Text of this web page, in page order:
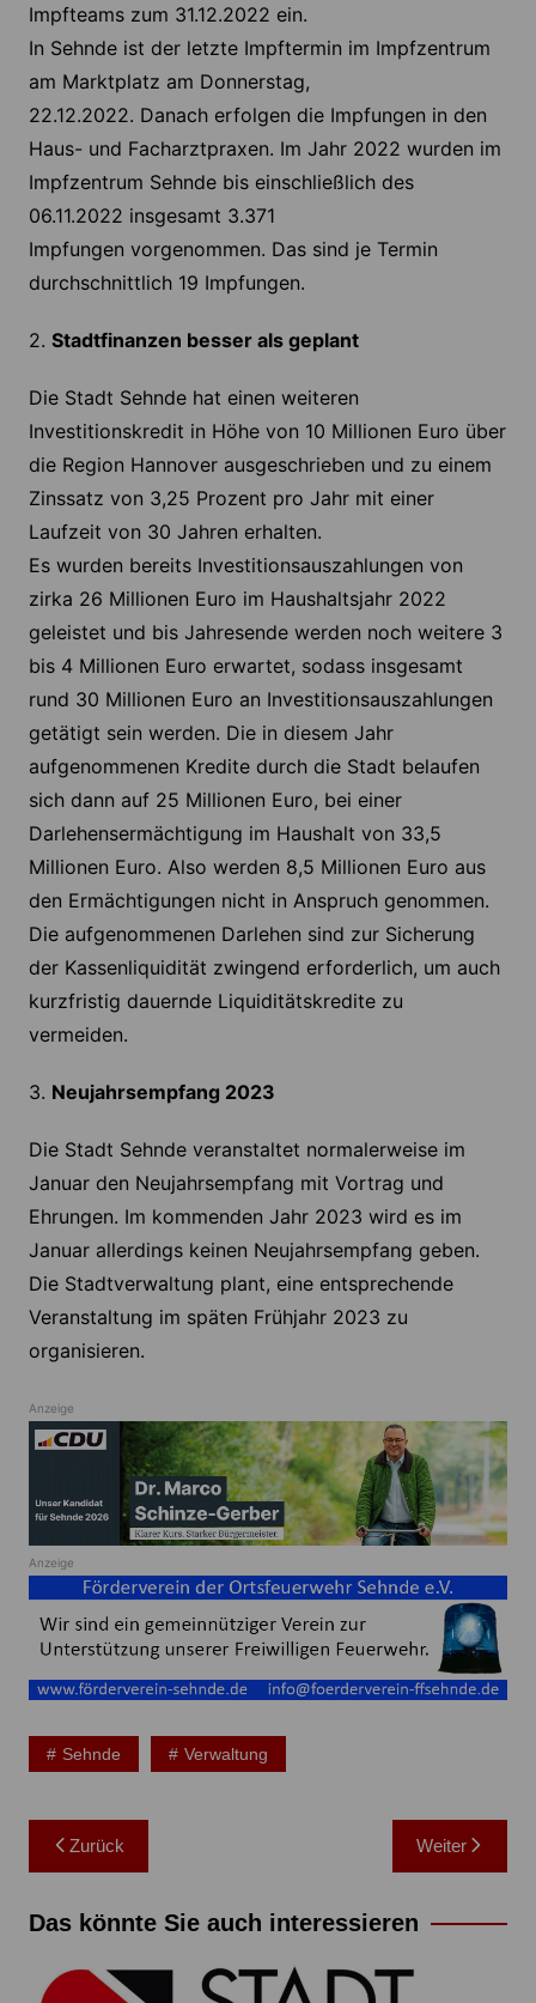
Impfteams zum 31.12.2022 ein.
In Sehnde ist der letzte Impftermin im Impfzentrum
am Marktplatz am Donnerstag,
22.12.2022. Danach erfolgen die Impfungen in den
Haus- und Facharztpraxen. Im Jahr 2022 wurden im
Impfzentrum Sehnde bis einschließlich des
06.11.2022 insgesamt 3.371
Impfungen vorgenommen. Das sind je Termin
durchschnittlich 19 Impfungen.
2. Stadtfinanzen besser als geplant
Die Stadt Sehnde hat einen weiteren
Investitionskredit in Höhe von 10 Millionen Euro über
die Region Hannover ausgeschrieben und zu einem
Zinssatz von 3,25 Prozent pro Jahr mit einer
Laufzeit von 30 Jahren erhalten.
Es wurden bereits Investitionsauszahlungen von
zirka 26 Millionen Euro im Haushaltsjahr 2022
geleistet und bis Jahresende werden noch weitere 3
bis 4 Millionen Euro erwartet, sodass insgesamt
rund 30 Millionen Euro an Investitionsauszahlungen
getätigt sein werden. Die in diesem Jahr
aufgenommenen Kredite durch die Stadt belaufen
sich dann auf 25 Millionen Euro, bei einer
Darlehensermächtigung im Haushalt von 33,5
Millionen Euro. Also werden 8,5 Millionen Euro aus
den Ermächtigungen nicht in Anspruch genommen.
Die aufgenommenen Darlehen sind zur Sicherung
der Kassenliquidität zwingend erforderlich, um auch
kurzfristig dauernde Liquiditätskredite zu
vermeiden.
3. Neujahrsempfang 2023
Die Stadt Sehnde veranstaltet normalerweise im
Januar den Neujahrsempfang mit Vortrag und
Ehrungen. Im kommenden Jahr 2023 wird es im
Januar allerdings keinen Neujahrsempfang geben.
Die Stadtverwaltung plant, eine entsprechende
Veranstaltung im späten Frühjahr 2023 zu
organisieren.
Anzeige
Anzeige
Sehnde Verwaltung
Beitragsnavigation
Zurück Weiter
Das könnte Sie auch interessieren